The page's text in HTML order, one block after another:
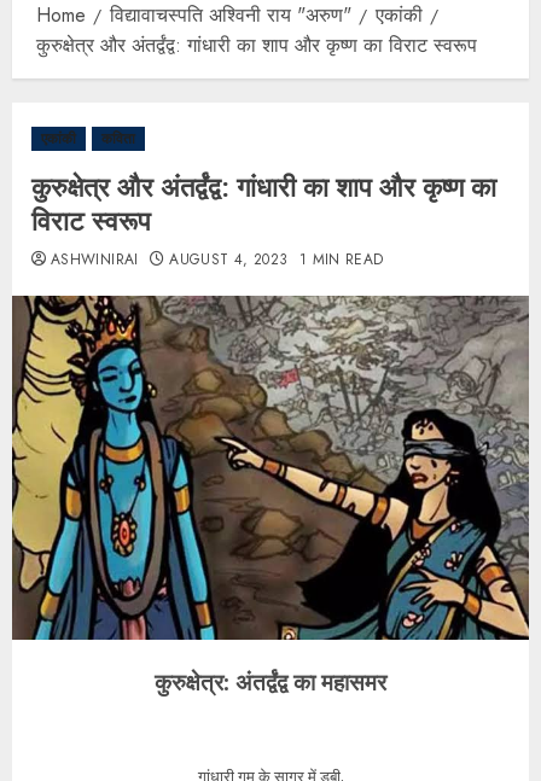
Home विद्यावाचस्पति अश्विनी राय "अरुण"
एकांकी
कुरुक्षेत्र और अंतर्द्वंद्व: गांधारी का शाप और कृष्ण का विराट स्वरूप
एकांकी कविता
कुरुक्षेत्र और अंतर्द्वंद्व: गांधारी का शाप और कृष्ण का
विराट स्वरूप
ASHWINIRAI AUGUST 4, 2023 1 MIN READ
कुरुक्षेत्र: अंतर्द्वंद्व का महासमर
गांधारी गम के सागर में डूबी,